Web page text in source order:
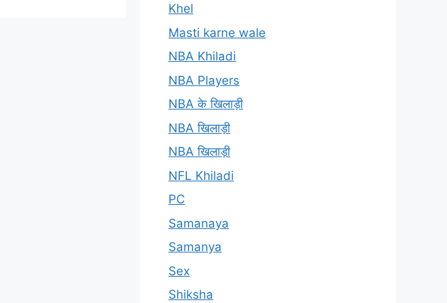
Khel
Masti karne wale
NBA Khiladi
NBA Players
NBA के खिलाड़ी
NBA खिलाड़ी
NBA खिलाड़ी
NFL Khiladi
PC
Samanaya
Samanya
Sex
Shiksha